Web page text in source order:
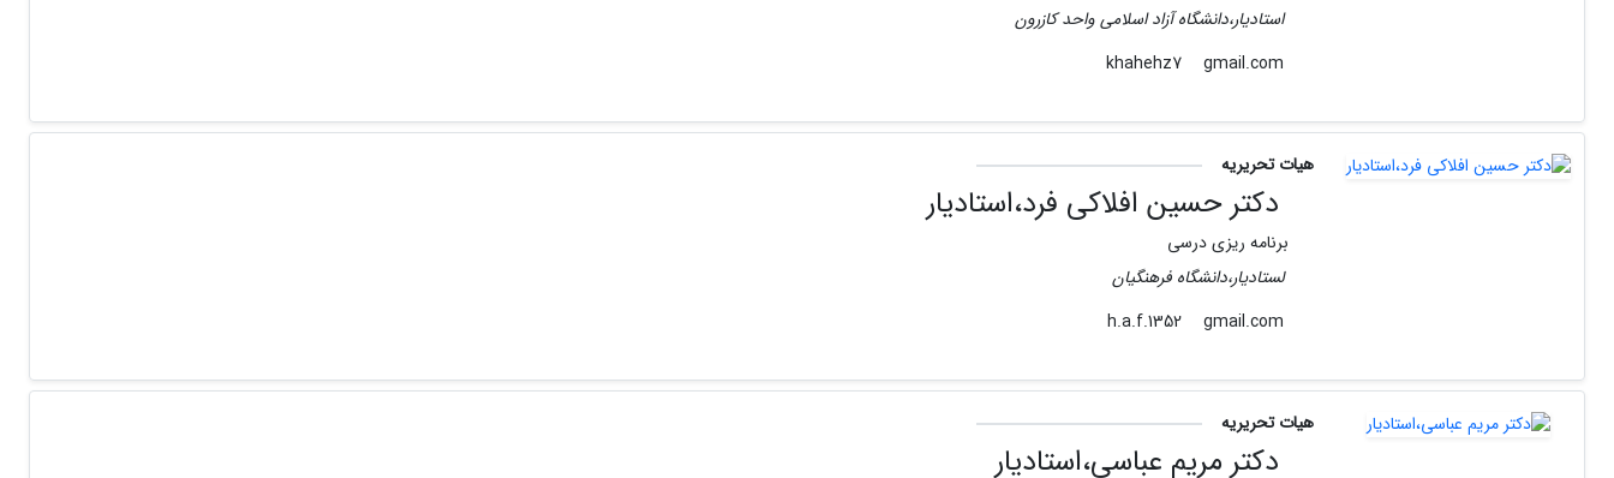
استادیار،دانشگاه آزاد اسلامی واحد کازرون
gmail.com
هیات تحریریه
دکتر حسین افلاکی فرد،استادیار
برنامه ریزی درسی
لستادیار،دانشگاه فرهنگیان
gmail.com
هیات تحریریه
دکتر مریم عباسی،استادیار